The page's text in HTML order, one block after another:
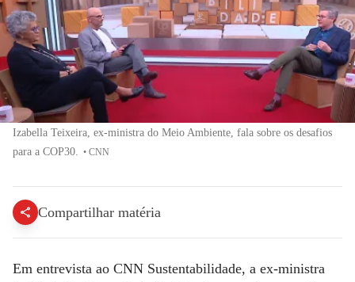
Izabella Teixeira, ex-ministra do Meio Ambiente, fala sobre os desafios
para a COP30. • CNN
Compartilhar matéria
Em entrevista ao CNN Sustentabilidade, a ex-ministra